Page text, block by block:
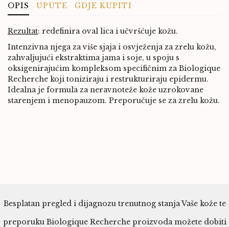
OPIS UPUTE GDJE KUPITI
Rezultat: redefinira oval lica i učvršćuje kožu.
Intenzivna njega za više sjaja i osvježenja za zrelu kožu,
zahvaljujući ekstraktima jama i soje, u spoju s
oksigenirajućim kompleksom specifičnim za Biologique
Recherche koji toniziraju i restrukturiraju epidermu.
Idealna je formula za neravnoteže kože uzrokovane
starenjem i menopauzom. Preporučuje se za zrelu kožu.
Besplatan pregled i dijagnozu trenutnog stanja Vaše kože te
preporuku Biologique Recherche proizvoda možete dobiti